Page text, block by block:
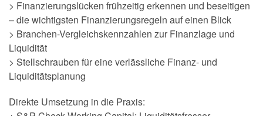
> Finanzierungslücken frühzeitig erkennen und beseitigen
– die wichtigsten Finanzierungsregeln auf einen Blick
> Branchen-Vergleichskennzahlen zur Finanzlage und
Liquidität
> Stellschrauben für eine verlässliche Finanz- und
Liquiditätsplanung
Direkte Umsetzung in die Praxis: